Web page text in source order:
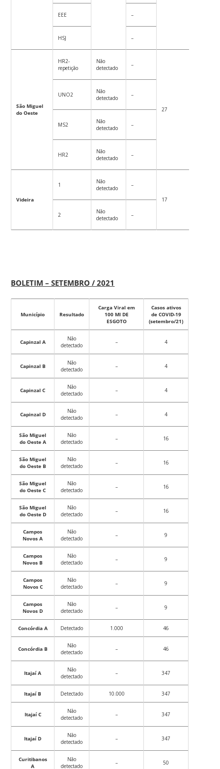
EEE –
HSJ –
São Miguel
do Oeste
HR2-
repetição
Não
detectado
–
27
UNO2
Não
detectado
–
MS2
Não
detectado
–
HR2
Não
detectado
–
Videira
1
Não
detectado
–
17
2
Não
detectado
–
BOLETIM – SETEMBRO / 2021
Município Resultado
Carga Viral em
100 Ml DE
ESGOTO
Casos ativos
de COVID-19
(setembro/21)
Capinzal A
Não
detectado
– 4
Capinzal B
Não
detectado
– 4
Capinzal C
Não
detectado
– 4
Capinzal D
Não
detectado
– 4
São Miguel
do Oeste A
Não
detectado
– 16
São Miguel
do Oeste B
Não
detectado
– 16
São Miguel
do Oeste C
Não
detectado
– 16
São Miguel
do Oeste D
Não
detectado
– 16
Campos
Novos A
Não
detectado
– 9
Campos
Novos B
Não
detectado
– 9
Campos
Novos C
Não
detectado
– 9
Campos
Novos D
Não
detectado
– 9
Concórdia A Detectado 1.000 46
Concórdia B
Não
detectado
– 46
Itajaí A
Não
detectado
– 347
Itajaí B Detectado 10.000 347
Itajaí C
Não
detectado
– 347
Itajaí D
Não
detectado
– 347
Curitibanos
A
Não
detectado
– 50